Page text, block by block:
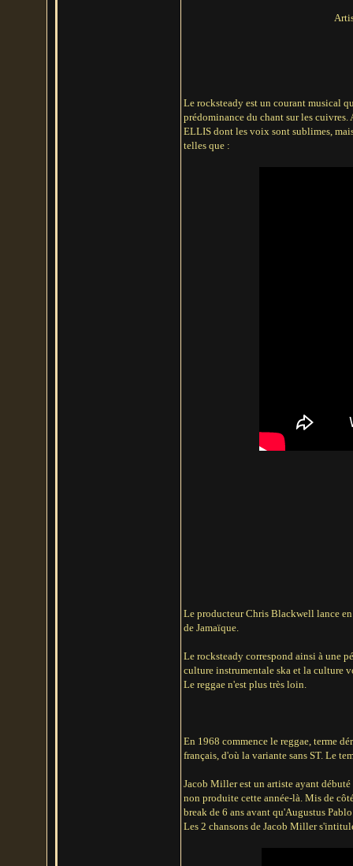
Le rocksteady est un courant musical
prédominance du chant sur les
ELLIS dont les voix sont sublimes,
telles que :
Le producteur Chris Blackwell lance
de Jamaïque.
Le rocksteady correspond ainsi à une
culture instrumentale ska et la culture
Le reggae n'est plus très loin.
En 1968 commence le reggae, terme
français, d'où la variante sans ST. Le
Jacob Miller est un artiste ayant
non produite cette année-là. Mis de
break de 6 ans avant qu'Augustus
Les 2 chansons de Jacob Miller